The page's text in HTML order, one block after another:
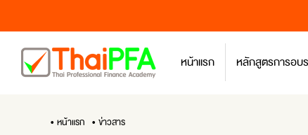
หน้าแรก หลักสูตรการอบ
• หน้าแรก • ข่าวสาร